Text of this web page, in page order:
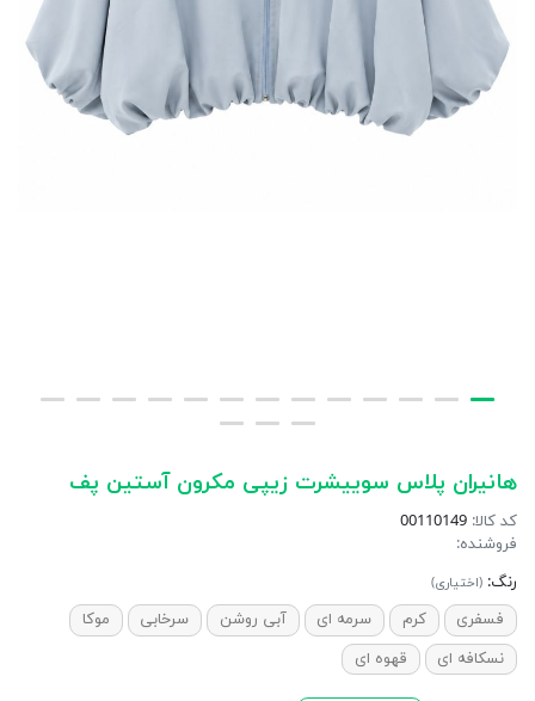
هانیران پلاس سوییشرت زیپی مکرون آستین پف
کد کالا: 00110149
فروشنده:
رنگ: (اختیاری)
فسفری کرم سرمه ای آبی روشن سرخابی
موکا
نسکافه ای
قهوه ای